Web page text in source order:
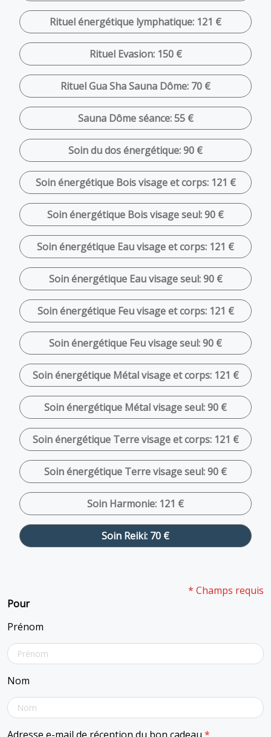
Rituel énergétique lymphatique: 121 €
Rituel Evasion: 150 €
Rituel Gua Sha Sauna Dôme: 70 €
Sauna Dôme séance: 55 €
Soin du dos énergétique: 90 €
Soin énergétique Bois visage et corps: 121 €
Soin énergétique Bois visage seul: 90 €
Soin énergétique Eau visage et corps: 121 €
Soin énergétique Eau visage seul: 90 €
Soin énergétique Feu visage et corps: 121 €
Soin énergétique Feu visage seul: 90 €
Soin énergétique Métal visage et corps: 121 €
Soin énergétique Métal visage seul: 90 €
Soin énergétique Terre visage et corps: 121 €
Soin énergétique Terre visage seul: 90 €
Soin Harmonie: 121 €
Soin Reiki: 70 €
* Champs requis
Pour
Prénom
Nom